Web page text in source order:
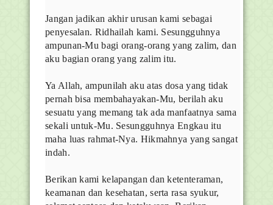
Jangan jadikan akhir urusan kami sebagai
penyesalan. Ridhailah kami. Sesungguhnya
ampunan-Mu bagi orang-orang yang zalim, dan
aku bagian orang yang zalim itu.
Ya Allah, ampunilah aku atas dosa yang tidak
pernah bisa membahayakan-Mu, berilah aku
sesuatu yang memang tak ada manfaatnya sama
sekali untuk-Mu. Sesungguhnya Engkau itu
maha luas rahmat-Nya. Hikmahnya yang sangat
indah.
Berikan kami kelapangan dan ketenteraman,
keamanan dan kesehatan, serta rasa syukur,